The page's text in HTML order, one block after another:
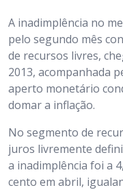
A inadimplência no
pelo segundo mês
de recursos livres,
2013, acompanhada
aperto monetário
domar a inflação.
No segmento de
juros livremente
a inadimplência foi a
cento em abril,